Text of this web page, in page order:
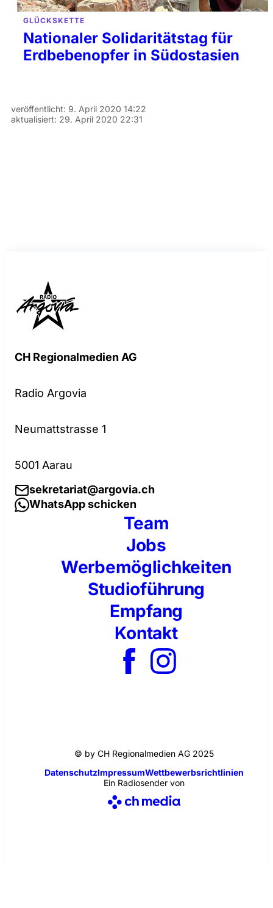
GLÜCKSKETTE
Nationaler Solidaritätstag für
Erdbebenopfer in Südostasien
veröffentlicht: 9. April 2020 14:22
aktualisiert: 29. April 2020 22:31
CH Regionalmedien AG
Radio Argovia
Neumattstrasse 1
5001 Aarau
sekretariat@argovia.ch
WhatsApp schicken
Team
Jobs
Werbemöglichkeiten
Studioführung
Empfang
Kontakt
© by CH Regionalmedien AG 2025
DatenschutzImpressumWettbewerbsrichtlinien
Ein Radiosender von